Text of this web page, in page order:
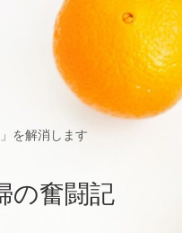
を解消します
の奮闘記